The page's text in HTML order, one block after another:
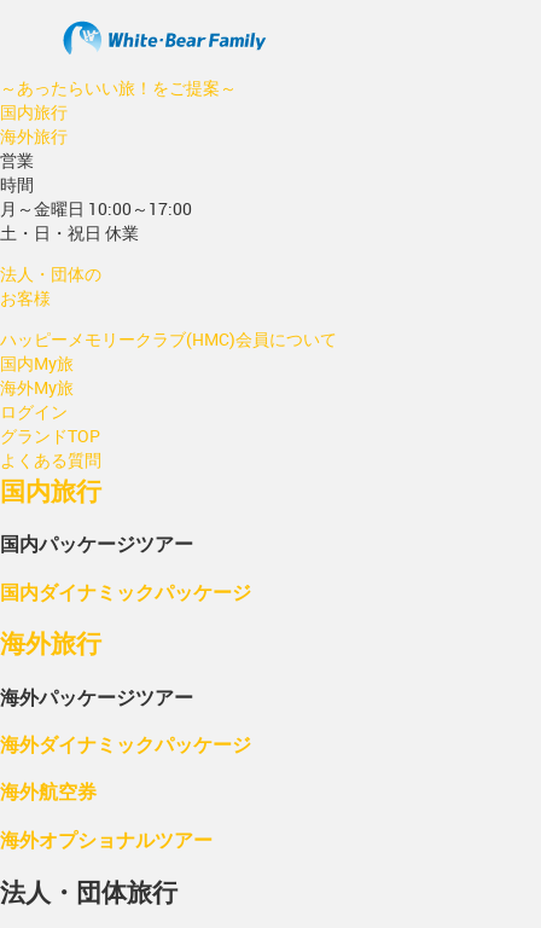
～あったらいい旅！をご提案～
国内旅行
海外旅行
営業
時間
月～金曜日 10:00～17:00
土・日・祝日 休業
法人・団体の
お客様
ハッピーメモリークラブ(HMC)会員について
国内My旅
海外My旅
ログイン
グランドTOP
よくある質問
国内旅行
国内パッケージツアー
国内ダイナミックパッケージ
海外旅行
海外パッケージツアー
海外ダイナミックパッケージ
海外航空券
海外オプショナルツアー
法人・団体旅行